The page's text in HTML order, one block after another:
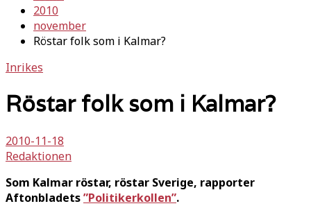
2010
november
Röstar folk som i Kalmar?
Inrikes
Röstar folk som i Kalmar?
2010-11-18
Redaktionen
Som Kalmar röstar, röstar Sverige, rapporter
Aftonbladets”Politikerkollen”.